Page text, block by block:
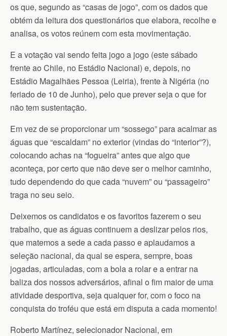
os que, segundo as “casas de jogo”, com os dados que
obtém da leitura dos questionários que elabora, recolhe e
analisa, os votos reúnem com esta movimentação.
E a votação vai sendo feita jogo a jogo (este sábado
frente ao Chile, no Estádio Nacional) e, depois, no
Estádio Magalhães Pessoa (Leiria), frente à Nigéria (no
feriado de 10 de Junho), pelo que prever seja o que for
não tem sustentação.
Em vez de se proporcionar um “sossego” para acalmar as
águas que “escaldam” no exterior (vindas do “interior”?),
colocando achas na “fogueira” antes que algo que
aconteça, por certo que não deve ser o melhor caminho,
tudo dependendo do que cada “nuvem” ou “passageiro”
traga no seu seio.
Deixemos os candidatos e os favoritos fazerem o seu
trabalho, que as águas continuem a deslizar pelos rios,
que matemos a sede a cada passo e aplaudamos a
seleção nacional, da qual se espera, sempre, boas
jogadas, articuladas, com a bola a rolar e a entrar na
baliza dos nossos adversários, afinal o fim maior de uma
atividade desportiva, seja qualquer for, com o foco na
conquista do troféu que está em disputa a cada momento!
Roberto Martínez, selecionador Nacional, em